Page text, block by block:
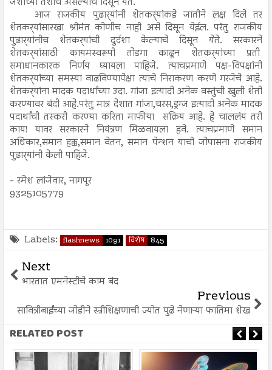
आज राजकीय पुढार्‍यांनी शेतकर्‍यांकडे जातीने लक्ष दिले तर
शेतकर्‍यांसारखा श्रीमंत कोणीच नाही असे दिसून येईल. परंतु राजकीय
पुढार्‍यांनीच शेतकर्‍यांची दुर्दशा केल्याचे दिसून येते. सरकारने
शेतकर्‍यांसाठी कायमस्वरूपी तोडगा काढून शेतकर्‍यांच्या प्रती
समाधानकारक निर्णय घ्यायला पाहिजे. त्याचप्रमाणे पक्ष-विपक्षांनी
शेतकर्‍यांच्या समस्या वाढविण्यापेक्षा त्याचे निराकरण करणे गरजेचे आहे.
शेतकर्‍यांना मादक पदार्थांच्या उदा. गांजा इत्यादी अनेक वस्तुंची खुली शेती
करण्यावर बंदी आहे.परंतु मात्र देशात गांजा,चरस,ड्रग्ज इत्यादी अनेक मादक
पदार्थांची तस्करी करण्या करिता माफीया सक्रिय आहे. हे चाललंय तरी
काय! यावर सरकारने नियंत्रण मिळवायला हवे. त्याचप्रमाणे समान
अधिकार,समान हक्क,समान वेतन, समान पेन्शन याची जोपासना राजकीय
पुढार्‍यांनी केली पाहिजे.
- रमेश लांजेवार, नागपूर
9325105779
Labels: flashnews 1091 विशेष 845
Next
भारतात एमनेस्टीचे काम बंद
Previous
सावित्रीबाईंच्या जोडीने स्त्रीशिक्षणाची ज्योत पुढे नेणाऱ्या फातिमा शेख
RELATED POST